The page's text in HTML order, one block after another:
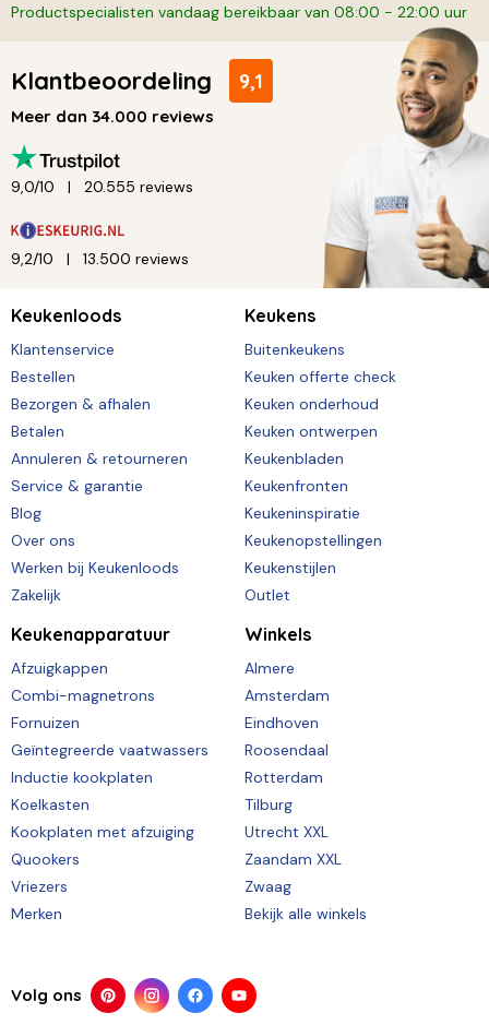
Productspecialisten vandaag bereikbaar van 08:00 - 22:00 uur
Klantbeoordeling 9,1
Meer dan 34.000 reviews
9,0/10 20.555 reviews
9,2/10 13.500 reviews
Keukenloods
Klantenservice
Bestellen
Bezorgen & afhalen
Betalen
Annuleren & retourneren
Service & garantie
Blog
Over ons
Werken bij Keukenloods
Zakelijk
Keukens
Buitenkeukens
Keuken offerte check
Keuken onderhoud
Keuken ontwerpen
Keukenbladen
Keukenfronten
Keukeninspiratie
Keukenopstellingen
Keukenstijlen
Outlet
Keukenapparatuur
Afzuigkappen
Combi-magnetrons
Fornuizen
Geïntegreerde vaatwassers
Inductie kookplaten
Koelkasten
Kookplaten met afzuiging
Quookers
Vriezers
Merken
Winkels
Almere
Amsterdam
Eindhoven
Roosendaal
Rotterdam
Tilburg
Utrecht XXL
Zaandam XXL
Zwaag
Bekijk alle winkels
Volg ons